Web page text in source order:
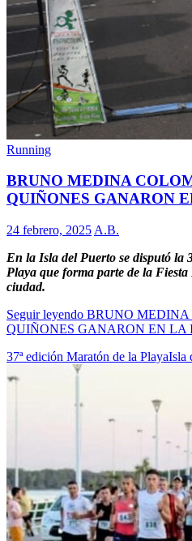
Running
BRUNO MEDINA
QUIÑONES GANARON
24 febrero, 2025 A.B.
En la Isla del Puerto se disputó la
Playa que forma parte de la
ciudad.
Seguir leyendo BRUNO MEDINA
QUIÑONES GANARON EN LA
37ª edición Maratón de la PlayaIsla